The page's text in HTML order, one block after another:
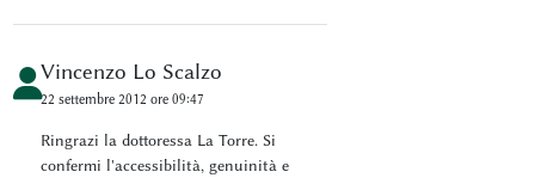
Vincenzo Lo Scalzo
22 settembre 2012 ore 09:47
Ringrazi la dottoressa La Torre. Si
confermi l'accessibilità, genuinità e